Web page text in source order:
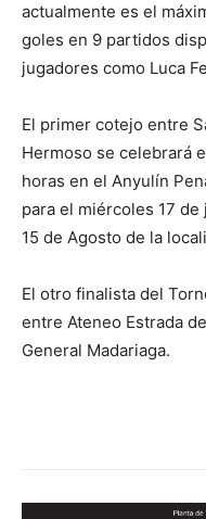
actualmente es el
goles en 9 partidos
jugadores como Luca
El primer cotejo entre
Hermoso se celebrará
horas en el Anyulín
para el miércoles 17
15 de Agosto de la
El otro finalista del
entre Ateneo Estrada
General Madariaga.